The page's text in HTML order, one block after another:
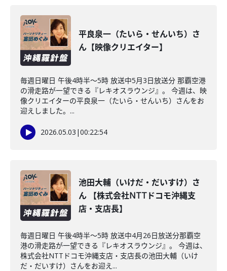
平良泉一（たいら・せんいち）さ
ん【映像クリエイター】
毎週日曜日 午後4時半～5時 放送中5月3日放送分 那覇空港
の滑走路が一望できる『レキオスラウンジ』。 今週は、映
像クリエイターの平良泉一（たいら・せんいち）さんをお
迎えしました。...
2026.05.03 |00:22:54
池田大輔（いけだ・だいすけ）さ
ん 【株式会社NTTドコモ沖縄支
店・支店長】
毎週日曜日 午後4時半～5時 放送中4月26日放送分那覇空
港の滑走路が一望できる『レキオスラウンジ』。 今週は、
株式会社NTTドコモ沖縄支店・支店長の池田大輔（いけ
だ・だいすけ）さんをお迎え...